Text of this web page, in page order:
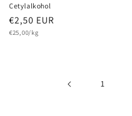
Cetylalkohol
Normaler
Preis
€2,50 EUR
Grundpreis
€25,00/kg
1